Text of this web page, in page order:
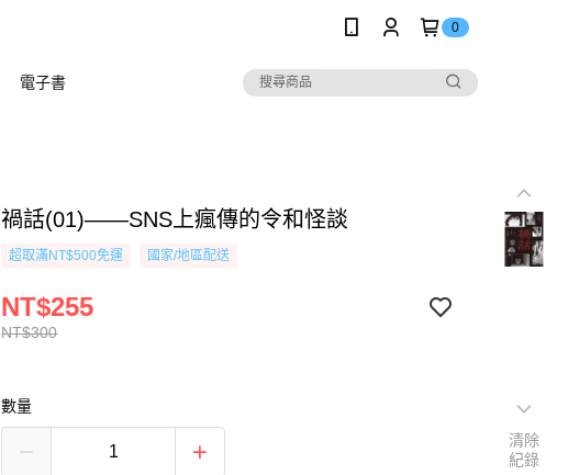
0
電子書
禍話(01)——SNS上瘋傳的令和怪談
超取滿NT$500免運 國家/地區配送
NT$300
NT$255
數量
清除
紀錄